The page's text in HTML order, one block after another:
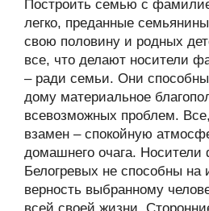
Построить семью с
легко, преданные
свою половину и родных
все, что делают носители
– ради семьи. Они
дому материальное
всевозможных проблем.
взамен – спокойную
домашнего очага.
Белогревых не способны на
верность выбранному
всей своей жизни.